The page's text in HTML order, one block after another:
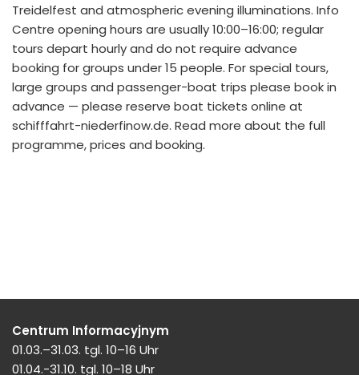
Treidelfest and atmospheric evening illuminations. Info
Centre opening hours are usually 10:00–16:00; regular
tours depart hourly and do not require advance
booking for groups under 15 people. For special tours,
large groups and passenger-boat trips please book in
advance — please reserve boat tickets online at
schifffahrt-niederfinow.de. Read more about the full
programme, prices and booking.
Centrum Informacyjnym
01.03.–31.03. tgl. 10–16 Uhr
01.04.-31.10. tgl. 10–18 Uhr